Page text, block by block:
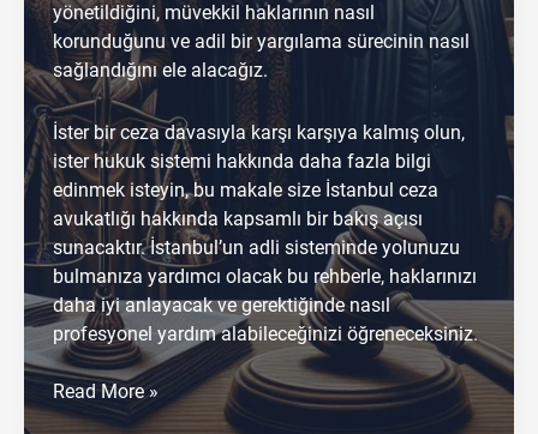
yönetildiğini, müvekkil haklarının nasıl
korunduğunu ve adil bir yargılama sürecinin nasıl
sağlandığını ele alacağız.
İster bir ceza davasıyla karşı karşıya kalmış olun,
ister hukuk sistemi hakkında daha fazla bilgi
edinmek isteyin, bu makale size İstanbul ceza
avukatlığı hakkında kapsamlı bir bakış açısı
sunacaktır. İstanbul’un adli sisteminde yolunuzu
bulmanıza yardımcı olacak bu rehberle, haklarınızı
daha iyi anlayacak ve gerektiğinde nasıl
profesyonel yardım alabileceğinizi öğreneceksiniz.
İstanbul
Ceza
Read More »